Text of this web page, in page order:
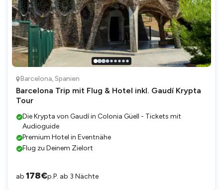
Barcelona,Spanien
Barcelona Trip mit Flug & Hotel inkl. Gaudí Krypta
Tour
Die Krypta von Gaudí in Colonia Güell - Tickets mit
Audioguide
Premium Hotel in Eventnähe
Flug zu Deinem Zielort
ab 178€p.P. ab 3 Nächte